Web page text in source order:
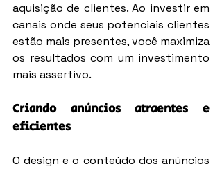
aquisição de clientes. Ao investir em
canais onde seus potenciais clientes
estão mais presentes, você maximiza
os resultados com um investimento
mais assertivo.
Criando anúncios atraentes e
eficientes
O design e o conteúdo dos anúncios